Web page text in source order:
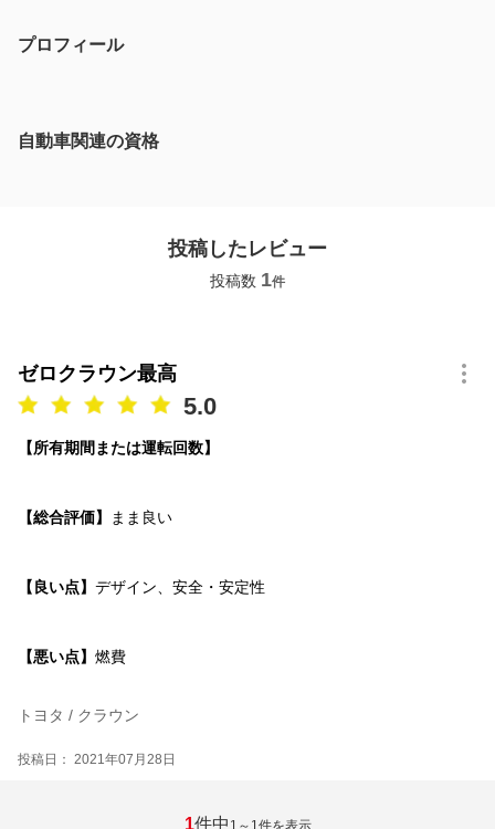
プロフィール
自動車関連の資格
投稿したレビュー
投稿数 1件
ゼロクラウン最高
5.0
【所有期間または運転回数】
【総合評価】 まま良い
【良い点】 デザイン、安全・安定性
【悪い点】 燃費
トヨタ / クラウン
投稿日： 2021年07月28日
1件中 1～1件を表示